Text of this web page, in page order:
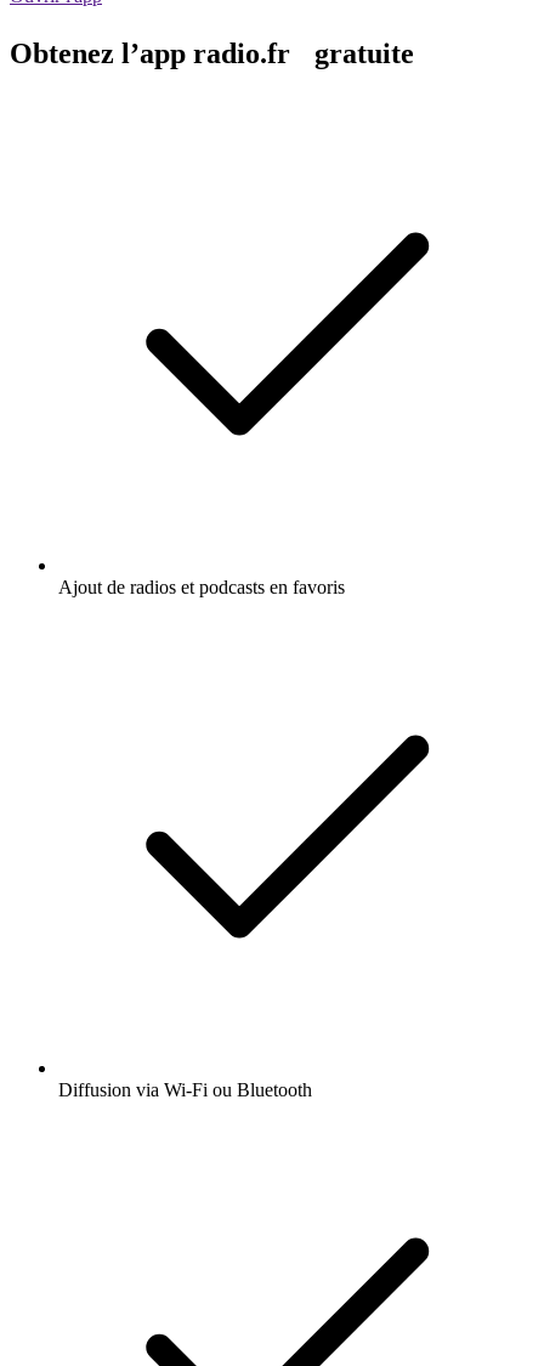
Obtenez l’app radio.fr gratuite
Ajout de radios et podcasts en favoris
Diffusion via Wi-Fi ou Bluetooth